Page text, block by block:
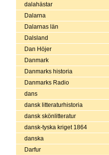
dalahästar
Dalarna
Dalarnas län
Dalsland
Dan Höjer
Danmark
Danmarks historia
Danmarks Radio
dans
dansk litteraturhistoria
dansk skönlitteratur
dansk-tyska kriget 1864
danska
Darfur